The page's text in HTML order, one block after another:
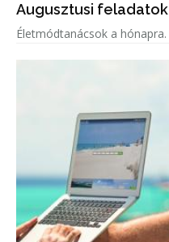
Augusztusi feladatok
Életmódtanácsok a hónapra.